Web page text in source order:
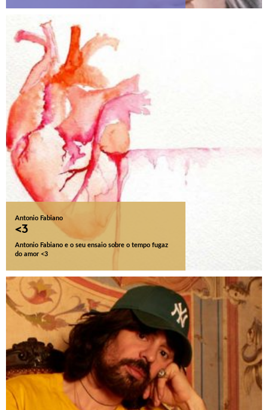
Antonio Fabiano
<3
Antonio Fabiano e o seu ensaio sobre o tempo fugaz
do amor <3